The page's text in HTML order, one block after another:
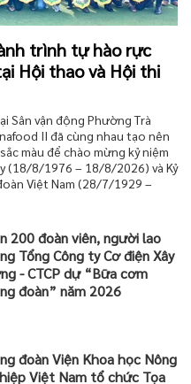
trình tự hào rực
Hội thao và Hội thi
Sân vận động Phường Trà
II đã cùng nhau tạo nên
màu để chào mừng kỷ niệm
(18/8/1976 – 18/8/2026) và Kỷ
Việt Nam (28/7/1929 –
200 đoàn viên, người lao
Tổng Công ty Cơ điện Xây
- CTCP dự “Bữa cơm
đoàn” năm 2026
đoàn Viện Khoa học Nông
Việt Nam tổ chức Tọa